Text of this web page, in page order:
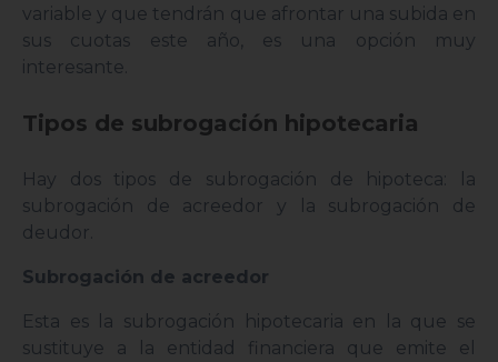
variable y que tendrán que afrontar una subida en
sus cuotas este año, es una opción muy
interesante.
Tipos de subrogación hipotecaria
Hay dos tipos de subrogación de hipoteca: la
subrogación de acreedor y la subrogación de
deudor.
Subrogación de acreedor
Esta es la subrogación hipotecaria en la que se
sustituye a la entidad financiera que emite el